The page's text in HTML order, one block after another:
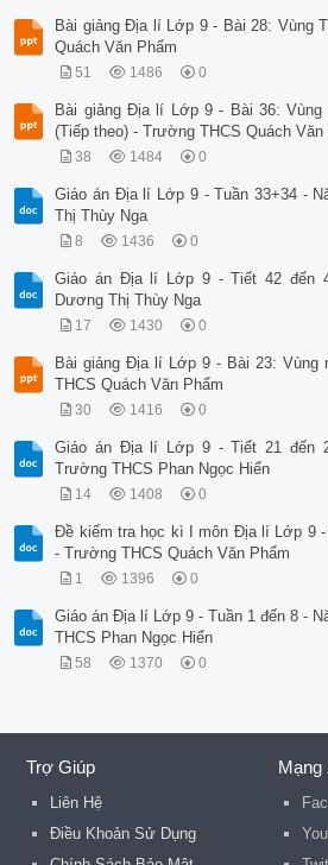
Bài giảng Địa lí Lớp 9 - Bài 28: Vùng
Quách Văn Phẩm
51 1486 0
Bài giảng Địa lí Lớp 9 - Bài 36: Vùng
(Tiếp theo) - Trường THCS Quách Văn
38 1484 0
Giáo án Địa lí Lớp 9 - Tuần 33+34 -
Thị Thùy Nga
8 1436 0
Giáo án Địa lí Lớp 9 - Tiết 42 đến
Dương Thị Thùy Nga
17 1430 0
Bài giảng Địa lí Lớp 9 - Bài 23: Vùng
THCS Quách Văn Phẩm
30 1416 0
Giáo án Địa lí Lớp 9 - Tiết 21 đến
Trường THCS Phan Ngọc Hiển
14 1408 0
Đề kiểm tra học kì I môn Địa lí Lớp 9 -
- Trường THCS Quách Văn Phẩm
1 1396 0
Giáo án Địa lí Lớp 9 - Tuần 1 đến 8 -
THCS Phan Ngọc Hiển
58 1370 0
Trợ Giúp
Liên Hệ
Điều Khoản Sử Dụng
Mạng